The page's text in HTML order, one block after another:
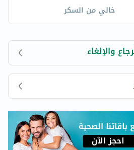
خالي من السكر
والإلغاء